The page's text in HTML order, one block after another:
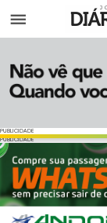
Menu
PUBLICIDADE
PUBLICIDADE